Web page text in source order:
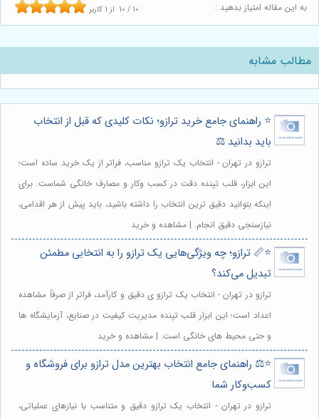
به این مقاله امتیاز بدهید : 10 / 10 از 1 کاربر
مطالب مشابه
⭐️ راهنمای جامع خرید ترازو؛ نکات کلیدی که قبل از انتخاب
باید بدانید ⚖️
ترازو در تهران - انتخاب یک ترازو مناسب، فراتر از یک خرید ساده است؛
این ابزار، قلب تپنده دقت در کسب وکار و مصارف خانگی شماست. برای
اینکه بتوانید دقیق ترین انتخاب را داشته باشید، باید پیش از هر اقدامی،
نیازسنجی دقیق انجام. | مشاهده و خرید
⭐️📏 ترازو؛ چه ویژگی‌هایی یک ترازو را به انتخابی مطمئن
تبدیل می‌کند؟
ترازو در تهران - انتخاب یک ترازو ی دقیق و کارآمد، فراتر از صرفاً مشاهده
اعداد است؛ این ابزار قلب تپنده مدیریت کیفیت در صنایع، آزمایشگاه ها
و حتی محیط های خانگی است. | مشاهده و خرید
⭐️⚖️ راهنمای جامع انتخاب بهترین مدل ترازو برای فروشگاه و
کسب‌وکار شما
ترازو در تهران - انتخاب یک ترازو دقیق و متناسب با نیازهای عملیاتی،